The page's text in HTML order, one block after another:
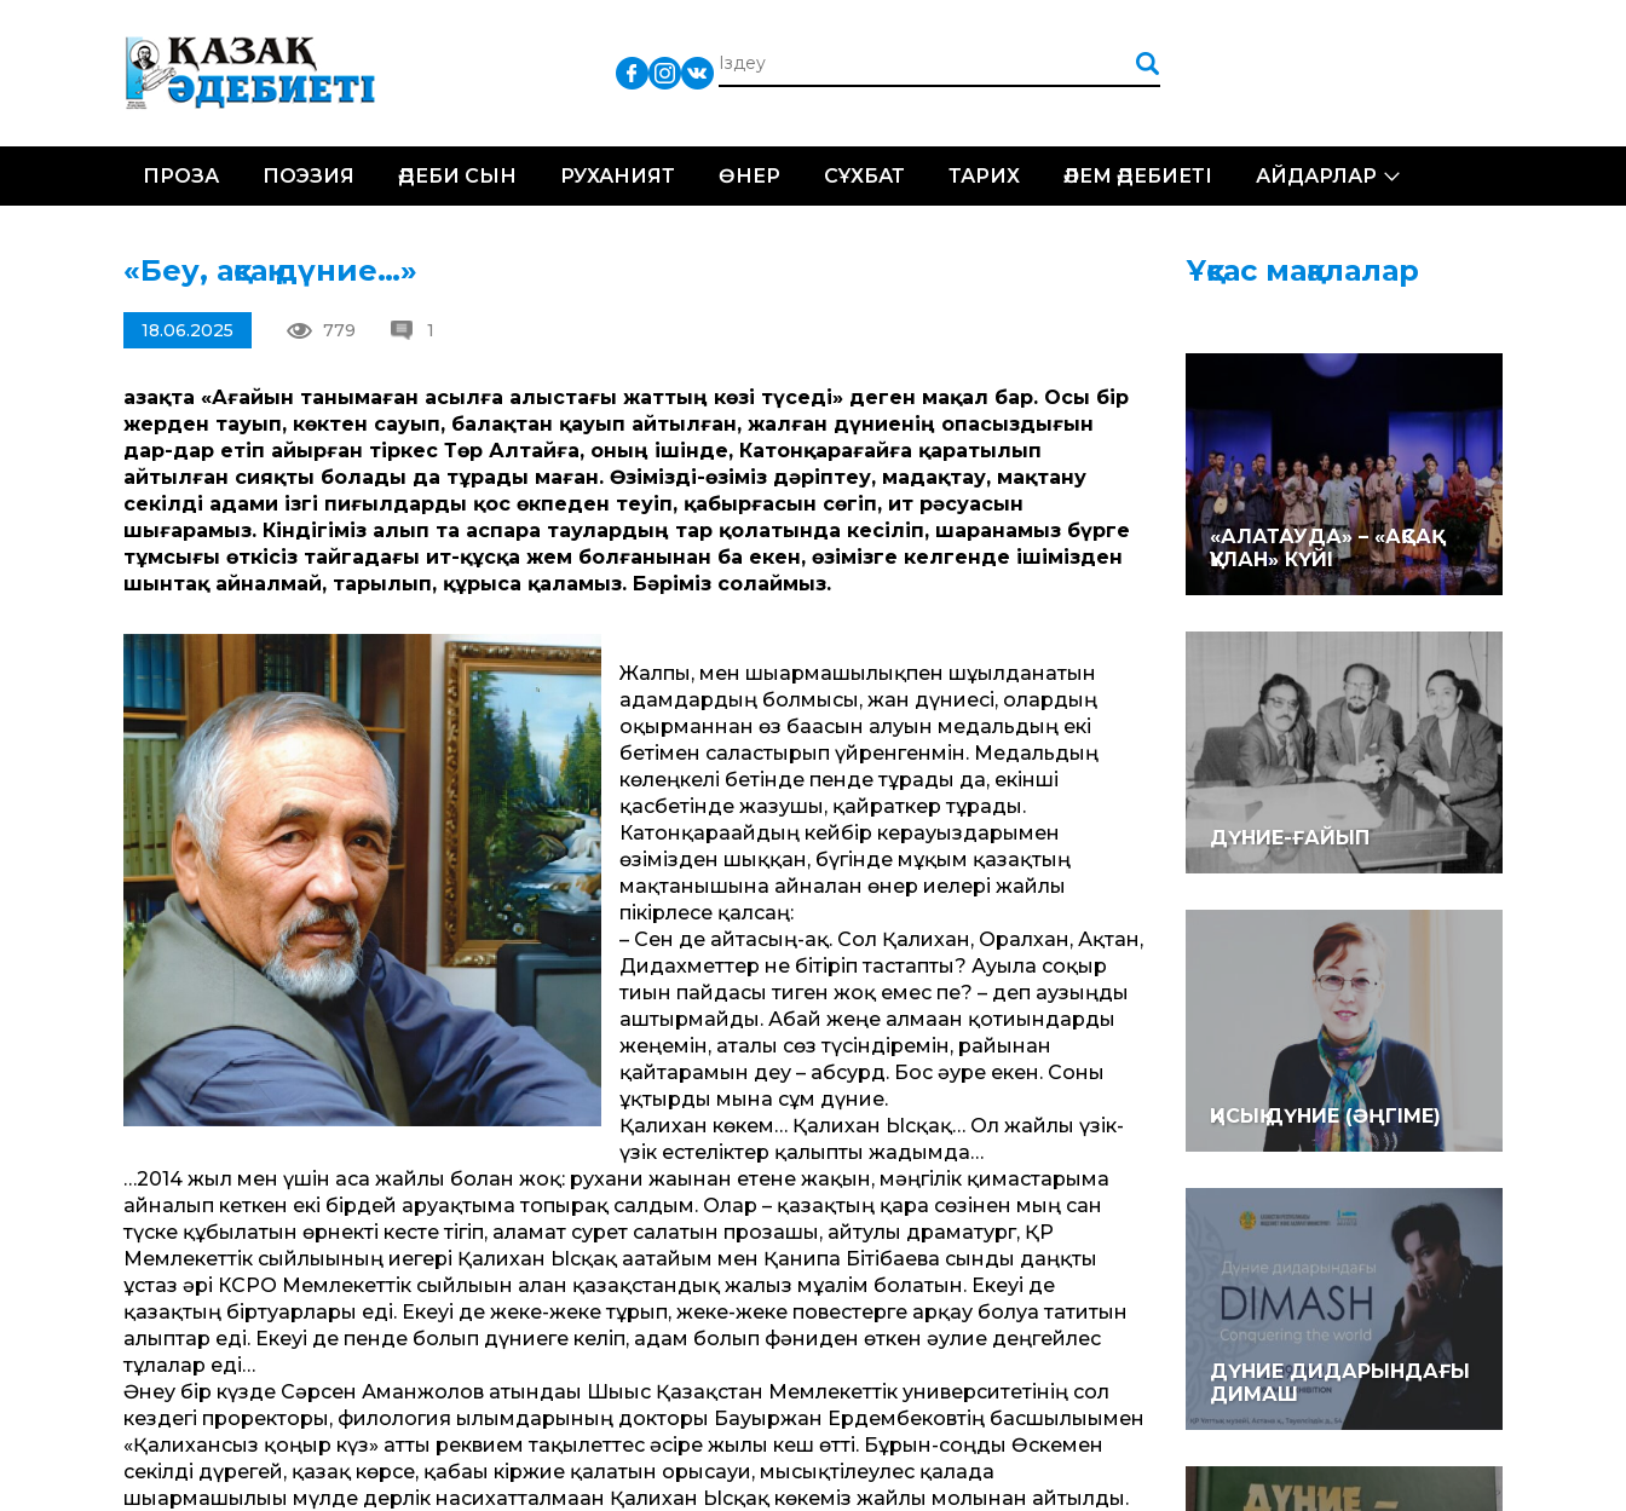
ПРОЗА ПОЭЗИЯ ӘДЕБИ СЫН РУХАНИЯТ ӨНЕР СҰХБАТ ТАРИХ ӘЛЕМ ӘДЕБИЕТІ АЙДАРЛАР
«Беу, ақсақ дүние…»
18.06.2025 779 1
Қазақта «Ағайын танымаған асылға алыстағы жат­тың көзі түседі» деген мақал бар. Осы бір
жерден тауып, көктен сауып, балақтан қауып айтылған, жалған дүниенің опасыздығын
дар-дар етіп айырған тіркес Төр Алтайға, оның ішінде, Катонқарағайға қаратылып
айтылған сияқты болады да тұрады маған. Өзімізді-өзіміз дәріптеу, мадақтау, мақтану
секілді адами ізгі пиғылдарды қос өкпеден теуіп, қабырғасын сөгіп, ит рәсуасын
шығарамыз. Кіндігіміз алып та аспара таулардың тар қолатында кесіліп, шаранамыз бүрге
тұмсығы өткісіз тайгадағы ит-құсқа жем болғанынан ба екен, өзімізге келгенде ішімізден
шынтақ айналмай, тарылып, құрыса қаламыз. Бәріміз солаймыз.
Жалпы, мен шығармашылықпен шұғылданатын
адамдардың болмысы, жан дүниесі, олардың
оқырманнан өз бағасын алуын медаль­дың екі
бетімен салғастырып үйренгенмін. Медальдың
көлеңкелі бетінде пенде тұрады да, екінші
қасбетінде жазушы, қайраткер тұрады.
Катонқарағайдың кейбір керауыздарымен
өзімізден шыққан, бүгінде мұқым қазақтың
мақтанышына айналған өнер иелері жайлы
пікірлесе қалсаң:
– Сен де айтасың-ақ. Сол Қалихан, Оралхан, Ақтан,
Дидахмет­тер не бітіріп тастапты? Ауылға соқыр
тиын пайдасы тиген жоқ емес пе? – деп аузыңды
аштырмайды. Абай жеңе алмаған қотиындарды
жеңемін, аталы сөз түсіндіремін, райынан
қайтарамын деу – абсурд. Бос әуре екен. Соны
ұқтырды мына сұм дүние.
Қалихан көкем… Қалихан Ысқақ… Ол жайлы үзік-
үзік естеліктер қалыпты жадымда…
…2014 жыл мен үшін аса жайлы болған жоқ: рухани жағынан етене жақын, мәңгілік қимастарыма
айналып кеткен екі бірдей аруақтыма топырақ салдым. Олар – қазақтың қара сөзінен мың сан
түске құбылатын өрнекті кесте тігіп, ғаламат сурет салатын прозашы, айтулы драматург, ҚР
Мемлекет­тік сыйлығының иегері Қалихан Ысқақ ағатайым мен Қанипа Бітібаева сынды даңқты
ұстаз әрі КСРО Мемлекет­тік сыйлығын алған қазақ­стандық жалғыз мұғалім болатын. Екеуі де
қазақтың біртуарлары еді. Екеуі де жеке-жеке тұрып, жеке-жеке повестерге арқау болуға татитын
алыптар еді. Екеуі де пенде болып дүниеге келіп, адам болып фәниден өткен әулие деңгейлес
тұлғалар еді…
Әнеу бір күзде Сәрсен Аманжолов атындағы Шығыс Қазақ­стан Мемлекет­тік университетінің сол
кез­дегі прорек­торы, филология ғылымдарының докторы Бауыржан Ердембековтің басшылығымен
«Қалихансыз қоңыр күз» ат­ты реквием тақылет­тес әсіре жылы кеш өт­ті. Бұрын-соңды Өскемен
секілді дүрегей, қазақ көрсе, қабағы кіржие қалатын орысауи, мысықтілеулес қалада
шығармашылығы мүлде дерлік насихат­талмаған Қалихан Ысқақ көкеміз жайлы молынан айтылды.
Ұқсас мақалалар
«АЛАТАУДА» – «АҚСАҚ
ҚҰЛАН» КҮЙІ
ДҮНИЕ-ҒАЙЫП
ҚИСЫҚ ДҮНИЕ (ӘҢГІМЕ)
ДҮНИЕ ДИДАРЫНДАҒЫ
ДИМАШ